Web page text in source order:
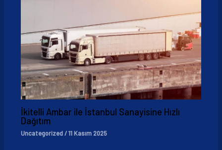
İkitelli Ambar ile İstanbul Sanayisine Hızlı
Dağıtım
Uncategorized/11 Kasım 2025